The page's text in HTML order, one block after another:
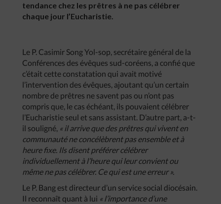
tendance chez les prêtres à ne pas célébrer
chaque jour l’Eucharistie.
Le P. Casimir Song Yol-sop, secrétaire général de la
Conférences des évêques sud-coréens, a confié que
c’était cette constatation qui avait motivé
l’intervention des évêques, ajoutant qu’un certain
nombre de prêtres ne savent pas ou n’ont pas
compris que, le cas échéant, ils pouvaient célébrer
l’Eucharistie seul et sans assistant. D’autre part, a-t-
il souligné, « il arrive que des prêtres qui vivent en
communauté ne concélèbrent pas ensemble et à
heure fixe. Ils disent préférer célébrer
individuellement à l’heure qui leur convient ou
même ne pas célébrer. Ce qui est une erreur ».
Le P. Bang est directeur d’un service social diocésain.
Il reconnaît quant à lui « l’importance d’une